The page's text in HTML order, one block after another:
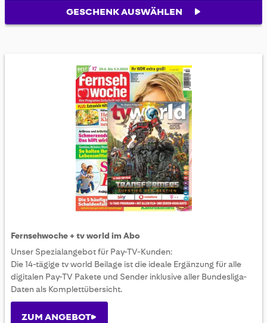
GESCHENK AUSWÄHLEN
Fernsehwoche + tv world im Abo
Unser Spezialangebot für Pay-TV-Kunden:
Die 14-tägige tv world Beilage ist die ideale Ergänzung für alle
digitalen Pay-TV Pakete und Sender inklusive aller Bundesliga-
Daten als Komplettübersicht.
ZUM ANGEBOT